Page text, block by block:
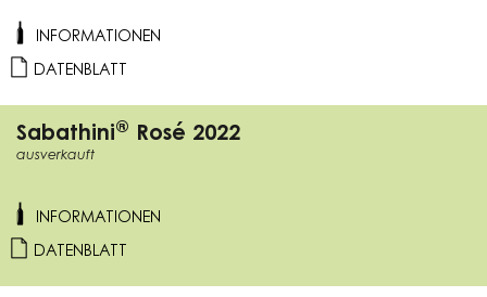
INFORMATIONEN
DATENBLATT
Sabathini® Rosé 2022
ausverkauft
INFORMATIONEN
DATENBLATT